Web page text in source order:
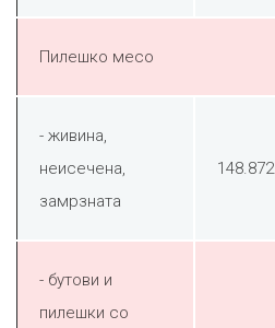
Пилешко месо
- живина,
неисечена,
замрзната
148.872
- бутови и
пилешки со